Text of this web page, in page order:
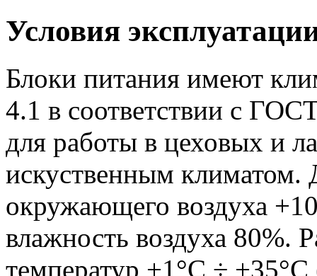
Условия
Блоки питания имеют
4.1 в соответствии с
для работы в цеховых и
искуственным климатом.
окружающего воздуха
влажность воздуха 80%.
температур +1°С ÷